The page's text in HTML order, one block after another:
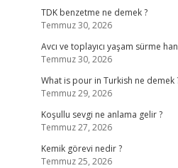
TDK benzetme ne demek ?
Temmuz 30, 2026
Avcı ve toplayıcı yaşam sürme
Temmuz 30, 2026
What is pour in Turkish ne demek
Temmuz 29, 2026
Koşullu sevgi ne anlama gelir ?
Temmuz 27, 2026
Kemik görevi nedir ?
Temmuz 25, 2026